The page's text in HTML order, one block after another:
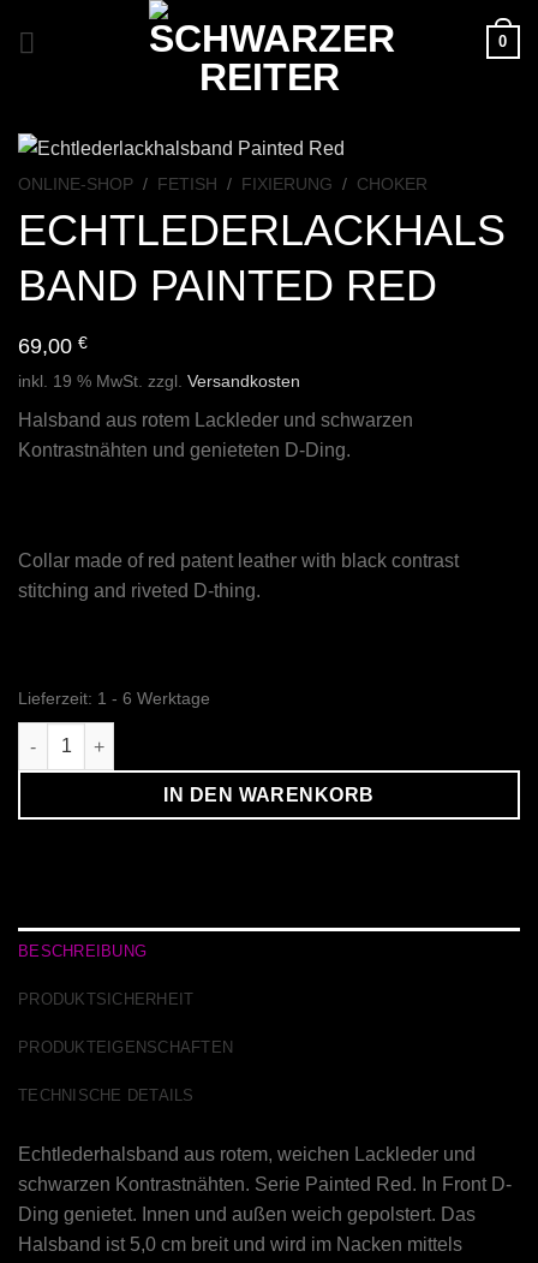
0
ONLINE-SHOP / FETISH / FIXIERUNG / CHOKER
ECHTLEDERLACKHALS
BAND PAINTED RED
69,00 €
inkl. 19 % MwSt. zzgl. Versandkosten
Halsband aus rotem Lackleder und schwarzen
Kontrastnähten und genieteten D-Ding.
Collar made of red patent leather with black contrast
stitching and riveted D-thing.
Lieferzeit: 1 - 6 Werktage
Echtlederlackhalsband Painted Red Menge
IN DEN WARENKORB
BESCHREIBUNG
PRODUKTSICHERHEIT
PRODUKTEIGENSCHAFTEN
TECHNISCHE DETAILS
Echtlederhalsband aus rotem, weichen Lackleder und
schwarzen Kontrastnähten. Serie Painted Red. In Front D-
Ding genietet. Innen und außen weich gepolstert. Das
Halsband ist 5,0 cm breit und wird im Nacken mittels